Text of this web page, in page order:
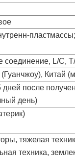
соединение, L/C,
Китай
дней после
день)
тяжелая
техника,